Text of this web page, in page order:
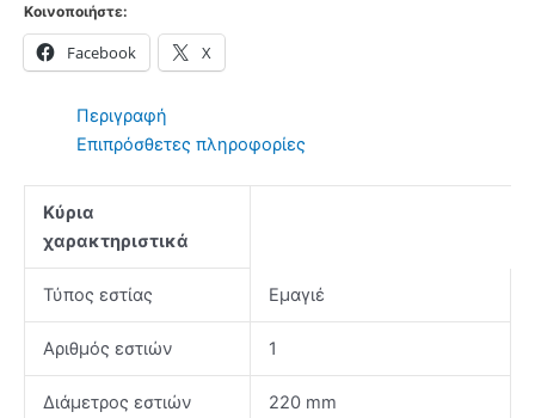
Κοινοποιήστε:
Facebook X
Περιγραφή
Επιπρόσθετες πληροφορίες
Κύρια
χαρακτηριστικά
Τύπος εστίας Εμαγιέ
Αριθμός εστιών 1
Διάμετρος εστιών 220 mm